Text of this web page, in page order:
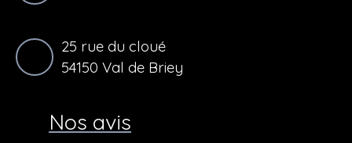
25 rue du cloué
54150 Val de Briey
Nos avis